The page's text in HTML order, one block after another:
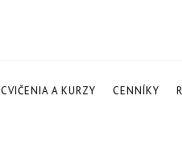
CVIČENIA A KURZY CENNÍKY